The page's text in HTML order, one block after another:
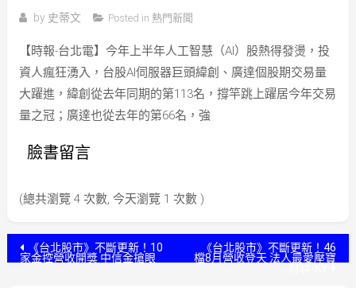
by 史蒂文 Posted in 熱門新聞
【時報-台北電】今年上半年人工智慧（AI）股熱得發燙，投
資人瘋狂湧入，台股AI伺服器巨頭緯創、廣達個股期交易量
大躍進，緯創從去年同期的第113名，撐竿跳上躍居今年交易
量之冠；廣達也從去年的第66名，強
臉書留言
(總共瀏覽 4 次數, 今天瀏覽 1 次數 )
文 《台北股市》不斷更新！10
家金控營收開獎 中信金搶眼
《台北股市》不斷更新！46
檔8月營收登天 法人最愛壓寶